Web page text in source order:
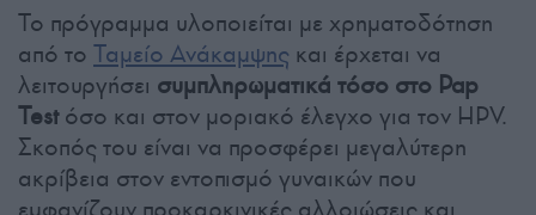
Το πρόγραμμα υλοποιείται με χρηματοδότηση
από το Ταμείο Ανάκαμψης και έρχεται να
λειτουργήσει συμπληρωματικά τόσο στο Pap
Testόσο και στον μοριακό έλεγχο για τον HPV.
Σκοπός του είναι να προσφέρει μεγαλύτερη
ακρίβεια στον εντοπισμό γυναικών που